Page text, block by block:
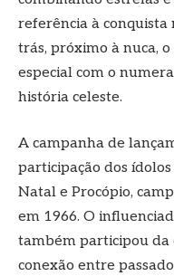
referência à conquista
trás, próximo à nuca,
especial com o
história celeste.
A campanha de
participação dos ídolos
Natal e Procópio,
em 1966. O
também participou da
conexão entre